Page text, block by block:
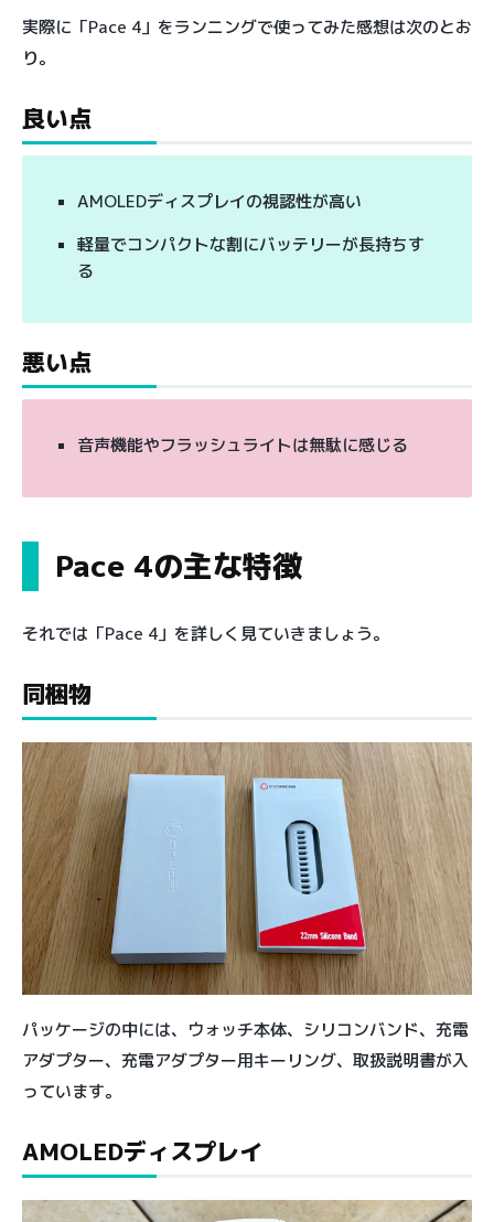
実際に「Pace 4」をランニングで使ってみた感想は次のとお
り。
良い点
AMOLEDディスプレイの視認性が高い
軽量でコンパクトな割にバッテリーが長持ちす
る
悪い点
音声機能やフラッシュライトは無駄に感じる
Pace 4の主な特徴
それでは「Pace 4」を詳しく見ていきましょう。
同梱物
パッケージの中には、ウォッチ本体、シリコンバンド、充電
アダプター、充電アダプター用キーリング、取扱説明書が入
っています。
AMOLEDディスプレイ